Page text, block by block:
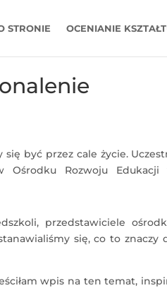
STRONIE OCENIANIE
być przez cale życie.
Rozwoju Edukacji
przedstawiciele
się, co to znaczy
wpis na ten temat,